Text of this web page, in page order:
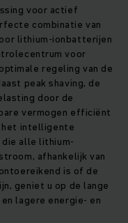
voor actief
combinatie van
lithium-ionbatterijen
voor
regeling van de
peak shaving, de
door de
vermogen efficiënt
het intelligente
alle lithium-
afhankelijk van
is of de
geniet u op de lange
lagere energie- en